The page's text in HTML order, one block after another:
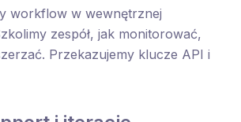
workflow w wewnętrznej
zespół, jak monitorować,
Przekazujemy klucze API i